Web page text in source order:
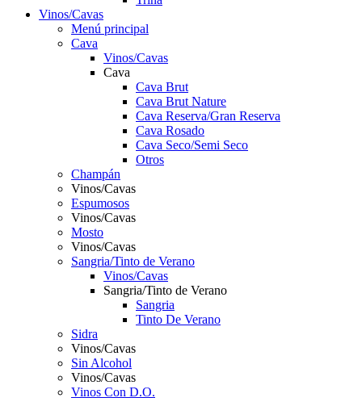
Vinos/Cavas
Menú principal
Cava
Vinos/Cavas
Cava
Cava Brut
Cava Brut Nature
Cava Reserva/Gran Reserva
Cava Rosado
Cava Seco/Semi Seco
Otros
Champán
Vinos/Cavas
Espumosos
Vinos/Cavas
Mosto
Vinos/Cavas
Sangria/Tinto de Verano
Vinos/Cavas
Sangria/Tinto de Verano
Sangria
Tinto De Verano
Sidra
Vinos/Cavas
Sin Alcohol
Vinos/Cavas
Vinos Con D.O.